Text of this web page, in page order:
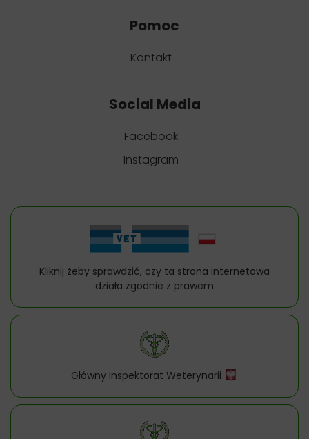
Pomoc
Kontakt
Social Media
Facebook
Instagram
Kliknij żeby sprawdzić, czy ta strona internetowa
działa zgodnie z prawem
Główny Inspektorat Weterynarii